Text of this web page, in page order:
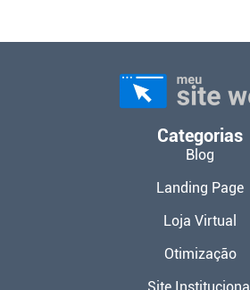
Categorias
Blog
Landing Page
Loja Virtual
Otimização